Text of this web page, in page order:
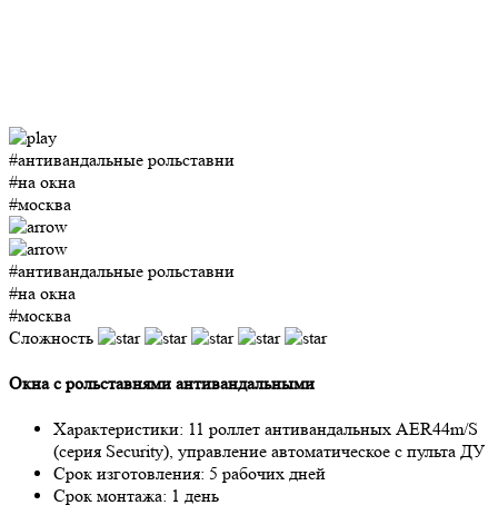
#антивандальные рольставни
#на окна
#москва
#антивандальные рольставни
#на окна
#москва
Сложность
Окна с рольставнями антивандальными
Характеристики: 11 роллет антивандальных AER44m/S
(серия Security), управление автоматическое с пульта ДУ
Срок изготовления: 5 рабочих дней
Срок монтажа: 1 день